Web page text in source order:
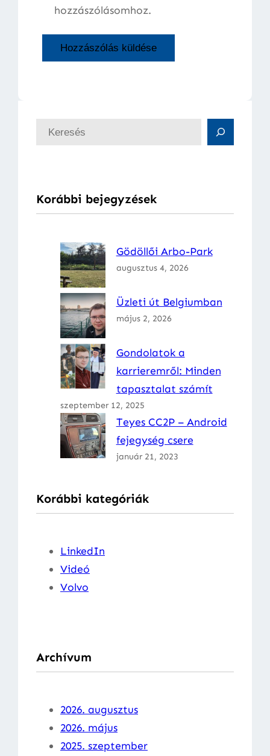
hozzászólásomhoz.
s
é
Korábbi bejegyzések
Gödöllői Arbo-Park
augusztus 4, 2026
Üzleti út Belgiumban
május 2, 2026
Gondolatok a
karrieremről: Minden
tapasztalat számít
szeptember 12, 2025
Teyes CC2P – Android
fejegység csere
január 21, 2023
Korábbi kategóriák
LinkedIn
Videó
Volvo
Archívum
2026. augusztus
2026. május
2025. szeptember